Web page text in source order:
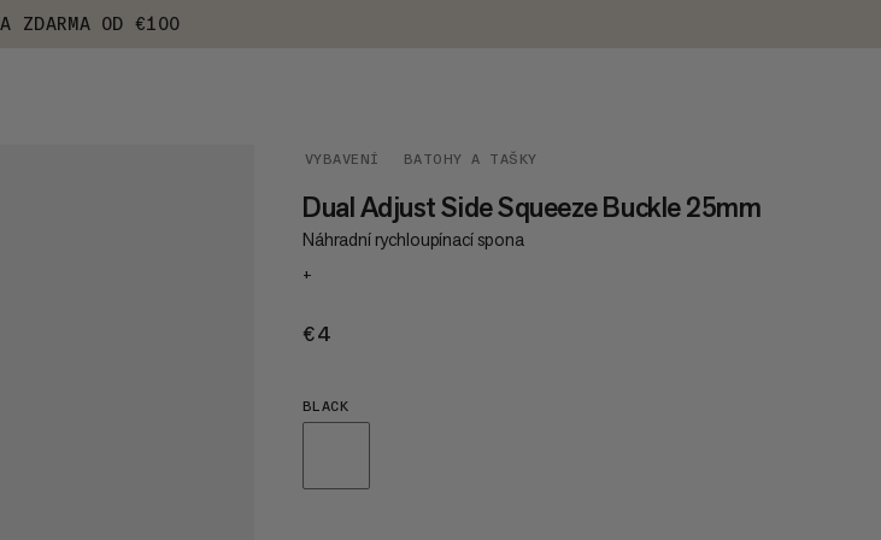
ZDARMA OD €100
VYBAVENÍ BATOHY A TAŠKY
Dual Adjust Side Squeeze Buckle 25mm
Náhradní rychloupínací spona
+
€4
BLACK